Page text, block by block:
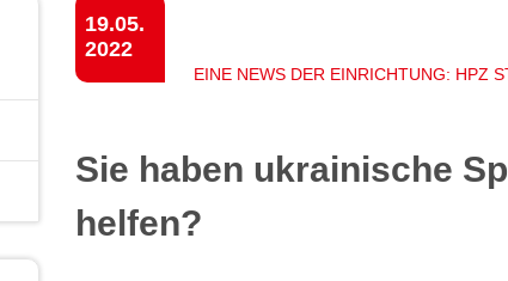
19.05.
2022
EINE NEWS DER EINRICHTUNG: HPZ
Sie haben ukrainische
helfen?